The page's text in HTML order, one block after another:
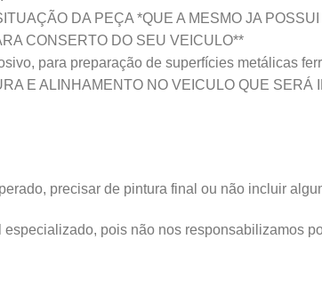
DA PEÇA *QUE A MESMO JA
CONSERTO DO SEU VEICULO**
para preparação de superfícies metálicas
E ALINHAMENTO NO VEICULO QUE SERÁ
precisar de pintura final ou não incluir
pois não nos responsabilizamos